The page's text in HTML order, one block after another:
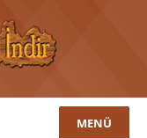
MENÜ